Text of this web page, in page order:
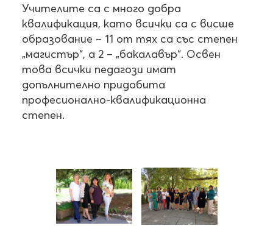
Учителите са с много добра
квалификация, като всички са с висше
образование – 11 от тях са със степен
„магистър“, а 2 – „бакалавър“. Освен
това всички педагози имат
допълнително придобита
професионално-квалификационна
степен.